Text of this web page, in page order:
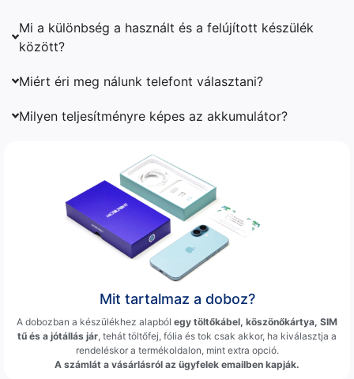
Mi a különbség a használt és a felújított készülék
között?
Miért éri meg nálunk telefont választani?
Milyen teljesítményre képes az akkumulátor?
Mit tartalmaz a doboz?
A dobozban a készülékhez alapból egy töltőkábel, köszönőkártya, SIM
tű és a jótállás jár , tehát töltőfej, fólia és tok csak akkor, ha kiválasztja a
rendeléskor a termékoldalon, mint extra opció.
A számlát a vásárlásról az ügyfelek emailben kapják.